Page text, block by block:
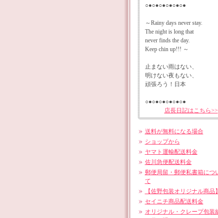
○●○●○●○●○●○●
～Rainy days never stay.
The night is long that
never finds the day.
Keep chin up!!! ～
止まない雨はない、
明けない夜もない、
頑張ろう！日本
○●○●○●○●○●○●
店長日記はこちら>>
送料が無料になる場合
ショップから
ヤマト運輸配送料金
佐川急便配送料金
郵便局留・郵便私書箱につ
て
【佐野包装オリジナル商品】
セイニチ商品配送料金
オリジナル・クレープ包装